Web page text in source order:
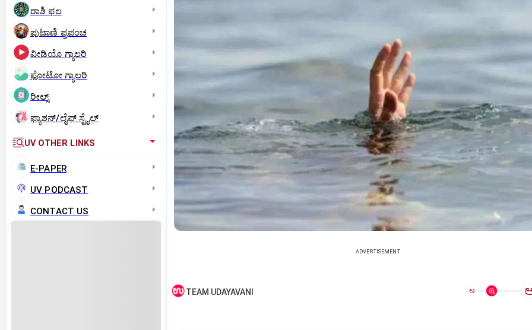
ರಾಶಿ ಫಲ
ಪುಟಾಣಿ ಪ್ರಪಂಚ
ವೀಡಿಯೊ ಗ್ಯಾಲರಿ
ಫೋಟೋ ಗ್ಯಾಲರಿ
ರೀಲ್ಸ್
ಫ್ಯಾಶನ್/ಲೈಫ್‌ ಸ್ಟೈಲ್
UV OTHER LINKS
E-PAPER
UV PODCAST
CONTACT US
ADVERTISEMENT
TEAM UDAYAVANI ಅ